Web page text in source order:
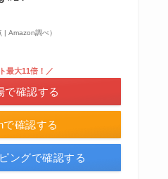
| Amazon調べ）
確認する
最大11倍！／
で確認する
ングで確認する